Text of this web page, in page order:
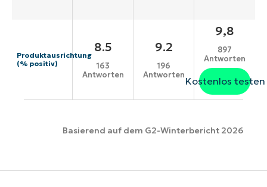
Produktausrichtung
(% positiv)
8.5
163
Antworten
9.2
196
Antworten
9,8
897
Antworten
Kostenlos testen
Basierend auf dem G2-Winterbericht 2026